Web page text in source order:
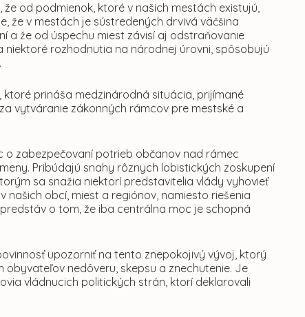
od podmienok, ktoré v našich mestách existujú,
že v mestách je sústredených drvivá väčšina
a že od úspechu miest závisí aj odstraňovanie
rozhodnutia na národnej úrovni, spôsobujú
prináša medzinárodná situácia, prijímané
vytváranie zákonných rámcov pre mestské a
o zabezpečovaní potrieb občanov nad rámec
Pribúdajú snahy rôznych lobistických zoskupení
sa snažia niektorí predstavitelia vlády vyhovieť
obcí, miest a regiónov, namiesto riešenia
o tom, že iba centrálna moc je schopná
upozorniť na tento znepokojivý vývoj, ktorý
nedôveru, skepsu a znechutenie. Je
vládnucich politických strán, ktorí deklarovali